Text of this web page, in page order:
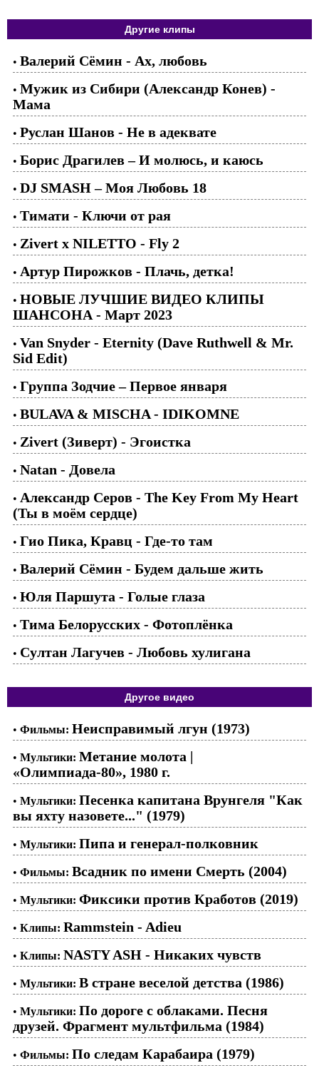
Другие клипы
• Валерий Сёмин - Ах, любовь
• Мужик из Сибири (Александр Конев) -
Мама
• Руслан Шанов - Не в адеквате
• Борис Драгилев – И молюсь, и каюсь
• DJ SMASH – Моя Любовь 18
• Тимати - Ключи от рая
• Zivert x NILETTO - Fly 2
• Артур Пирожков - Плачь, детка!
• НОВЫЕ ЛУЧШИЕ ВИДЕО КЛИПЫ
ШАНСОНА - Март 2023
• Van Snyder - Eternity (Dave Ruthwell & Mr.
Sid Edit)
• Группа Зодчие – Первое января
• BULAVA & MISCHA - IDIKOMNE
• Zivert (Зиверт) - Эгоистка
• Natan - Довела
• Александр Серов - The Key From My Heart
(Ты в моём сердце)
• Гио Пика, Кравц - Где-то там
• Валерий Сёмин - Будем дальше жить
• Юля Паршута - Голые глаза
• Тима Белорусских - Фотоплёнка
• Cултан Лагучев - Любовь хулигана
Другое видео
• Фильмы: Неисправимый лгун (1973)
• Мультики: Метание молота |
«Олимпиада-80», 1980 г.
• Мультики: Песенка капитана Врунгеля "Как
вы яхту назовете..." (1979)
• Мультики: Пипа и генерал-полковник
• Фильмы: Всадник по имени Смерть (2004)
• Мультики: Фиксики против Кработов (2019)
• Клипы: Rammstein - Adieu
• Клипы: NASTY ASH - Никаких чувств
• Мультики: В стране веселой детства (1986)
• Мультики: По дороге с облаками. Песня
друзей. Фрагмент мультфильма (1984)
• Фильмы: По следам Карабаира (1979)